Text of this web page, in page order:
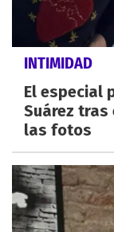
INTIMIDAD
El especial
Suárez
las fotos